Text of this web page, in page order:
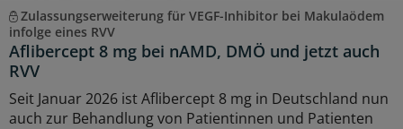
Zulassungserweiterung für VEGF-Inhibitor bei Makulaödem
infolge eines RVV
Aflibercept 8 mg bei nAMD, DMÖ und jetzt auch
RVV
Seit Januar 2026 ist Aflibercept 8 mg in Deutschland nun
auch zur Behandlung von Patientinnen und Patienten